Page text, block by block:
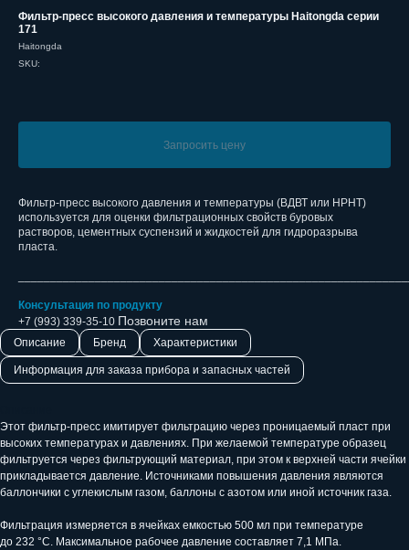
Фильтр-пресс высокого давления и температуры Haitongda серии
171
Haitongda
SKU:
Запросить цену
Фильтр-пресс высокого давления и температуры (ВДВТ или HPHT)
используется для оценки фильтрационных свойств буровых
растворов, цементных суспензий и жидкостей для гидроразрыва
пласта.
Консультация по продукту
+7 (993) 339-35-10 Позвоните нам
Описание Бренд Характеристики
Информация для заказа прибора и запасных частей
Этот фильтр-пресс имитирует фильтрацию через проницаемый пласт при
высоких температурах и давлениях. При желаемой температуре образец
фильтруется через фильтрующий материал, при этом к верхней части ячейки
прикладывается давление. Источниками повышения давления являются
баллончики с углекислым газом, баллоны с азотом или иной источник газа.
Фильтрация измеряется в ячейках емкостью 500 мл при температуре
до 232 °C. Максимальное рабочее давление составляет 7,1 МПа.